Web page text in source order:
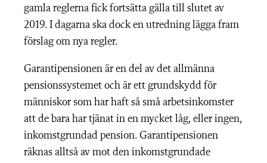
gamla reglerna fick fortsätta gälla till slutet av
2019. I dagarna ska dock en utredning lägga fram
förslag om nya regler.
Garantipensionen är en del av det allmänna
pensionssystemet och är ett grundskydd för
människor som har haft så små arbetsinkomster
att de bara har tjänat in en mycket låg, eller ingen,
inkomstgrundad pension. Garantipensionen
räknas alltså av mot den inkomstgrundade